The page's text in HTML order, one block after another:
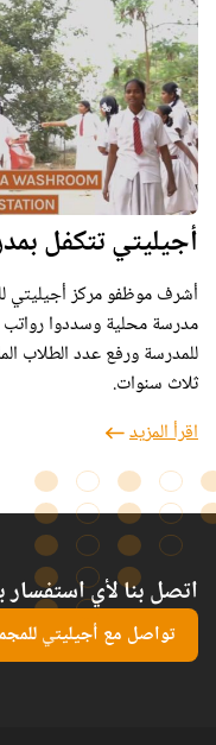
أجيليتي تتكفل
أشرف موظفو مركز أجيليتي
مدرسة محلية وسددوا رواتب
ثلاث سنوات.
اقرأ المزيد
اتصل بنا لأي
تواصل مع أجيليتي